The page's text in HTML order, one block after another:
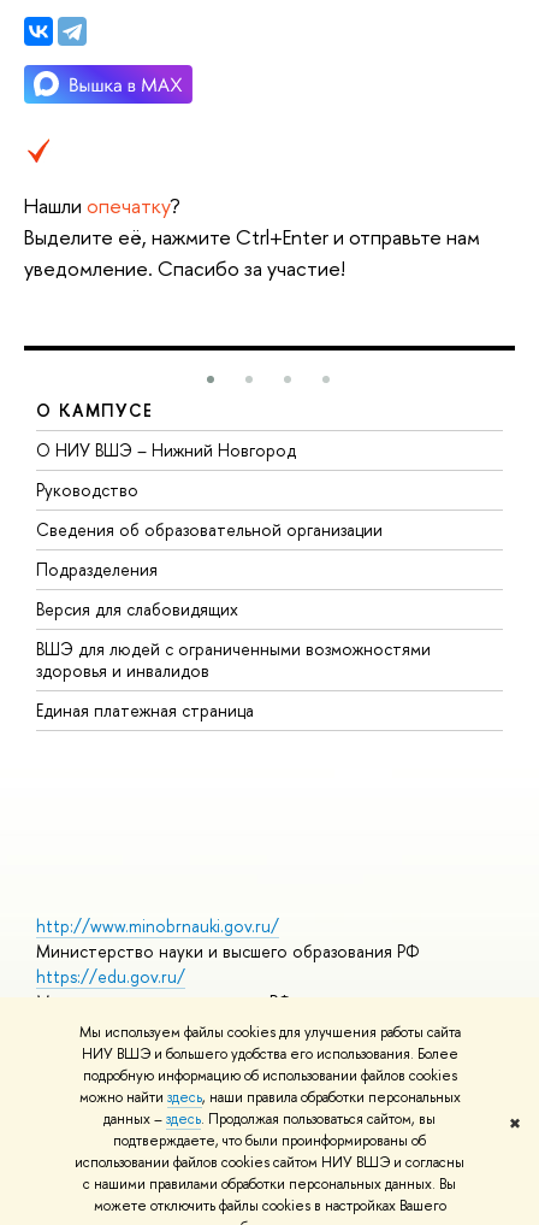
Мы используем файлы cookies для улучшения работы сайта
НИУ ВШЭ и большего удобства его использования. Более
подробную информацию об использовании файлов cookies
можно найти здесь, наши правила обработки персональных
данных –здесь. Продолжая пользоваться сайтом, вы
подтверждаете, что были проинформированы об
использовании файлов cookies сайтом НИУ ВШЭ и согласны
с нашими правилами обработки персональных данных. Вы
можете отключить файлы cookies в настройках Вашего
✖
Нашли опечатку?
Выделите её, нажмите Ctrl+Enter и отправьте нам
уведомление. Спасибо за участие!
О КАМПУСЕ
О НИУ ВШЭ – Нижний Новгород
Руководство
Сведения об образовательной организации
Подразделения
Версия для слабовидящих
ВШЭ для людей с ограниченными возможностями
здоровья и инвалидов
Единая платежная страница
http://www.minobrnauki.gov.ru/
Министерство науки и высшего образования РФ
https://edu.gov.ru/
Министерство просвещения РФ
https://elearning.hse.ru/mooc
Массовые открытые онлайн-курсы
© НИУ ВШЭ 1993–2026 Адреса и контактыУсловия
использования материалов Политика конфиденциальности
Шрифты HSE Sans и HSE Slab разработаны вШколе дизайна НИУ